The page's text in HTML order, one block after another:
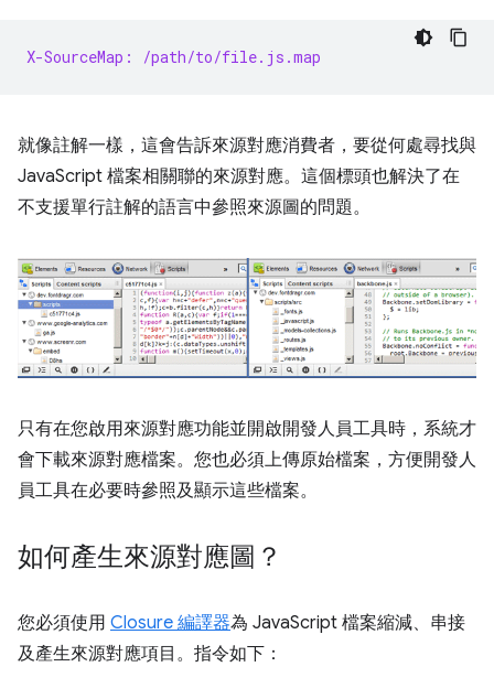
X-SourceMap: /path/to/file.js.map
就像註解一樣，這會告訴來源對應消費者，要從何處尋找與
JavaScript 檔案相關聯的來源對應。這個標頭也解決了在
不支援單行註解的語言中參照來源圖的問題。
只有在您啟用來源對應功能並開啟開發人員工具時，系統才
會下載來源對應檔案。您也必須上傳原始檔案，方便開發人
員工具在必要時參照及顯示這些檔案。
如何產生來源對應圖？
您必須使用 Closure 編譯器為 JavaScript 檔案縮減、串接
及產生來源對應項目。指令如下：